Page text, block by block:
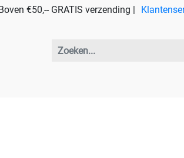
€50,-- GRATIS verzending |